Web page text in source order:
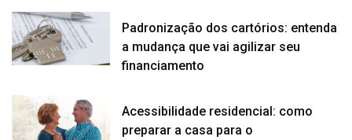
Padronização dos cartórios: entenda
a mudança que vai agilizar seu
financiamento
Acessibilidade residencial: como
preparar a casa para o